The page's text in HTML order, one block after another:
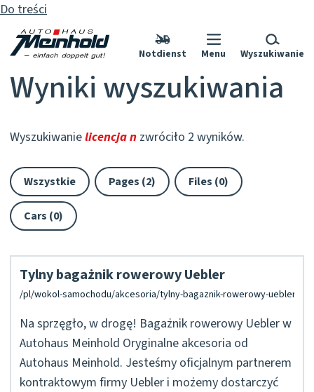
Do treści
Notdienst Menu Wyszukiwanie
Wyniki wyszukiwania
Wyszukiwanielicencja n zwróciło 2 wyników.
Wszystkie Pages (2) Files (0)
Cars (0)
Tylny bagażnik rowerowy Uebler
Na sprzęgło, w drogę! Bagażnik rowerowy Uebler w
Autohaus Meinhold Oryginalne akcesoria od
Autohaus Meinhold. Jesteśmy oficjalnym partnerem
kontraktowym firmy Uebler i możemy dostarczyć